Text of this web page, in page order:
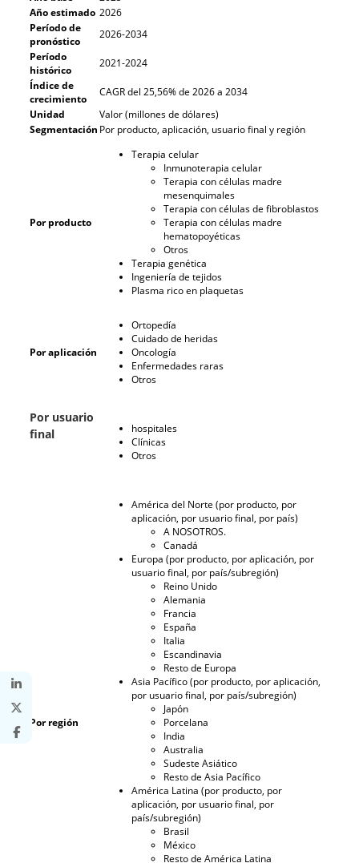
Año estimado 2026
Período de
pronóstico
2026-2034
Período
histórico
2021-2024
Índice de
crecimiento
CAGR del 25,56% de 2026 a 2034
Unidad
Valor (millones de dólares)
Segmentación Por producto, aplicación, usuario final y región
Por producto
Terapia celular
Inmunoterapia celular
Terapia con células madre
mesenquimales
Terapia con células de fibroblastos
Terapia con células madre
hematopoyéticas
Otros
Terapia genética
Ingeniería de tejidos
Plasma rico en plaquetas
Por aplicación
Ortopedía
Cuidado de heridas
Oncología
Enfermedades raras
Otros
Por usuario
final
hospitales
Clínicas
Otros
Por región
América del Norte (por producto, por
aplicación, por usuario final, por país)
A NOSOTROS.
Canadá
Europa (por producto, por aplicación, por
usuario final, por país/subregión)
Reino Unido
Alemania
Francia
España
Italia
Escandinavia
Resto de Europa
Asia Pacífico (por producto, por aplicación,
por usuario final, por país/subregión)
Japón
Porcelana
India
Australia
Sudeste Asiático
Resto de Asia Pacífico
América Latina (por producto, por
aplicación, por usuario final, por
país/subregión)
Brasil
México
Resto de América Latina